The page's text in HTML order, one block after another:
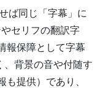
ば同じ「字幕」に
セリフの翻訳字
報保障として字幕
、背景の音や付随す
も提供）であり、